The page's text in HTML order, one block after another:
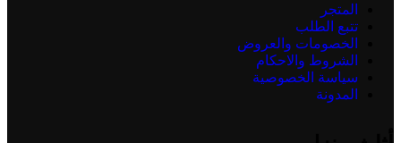
المتجر
تتبع الطلب
الخصومات والعروض
الشروط والاحكام
سياسة الخصوصية
المدونة